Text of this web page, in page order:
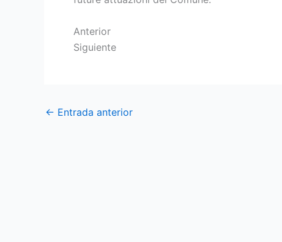
Anterior
Siguiente
← Entrada anterior